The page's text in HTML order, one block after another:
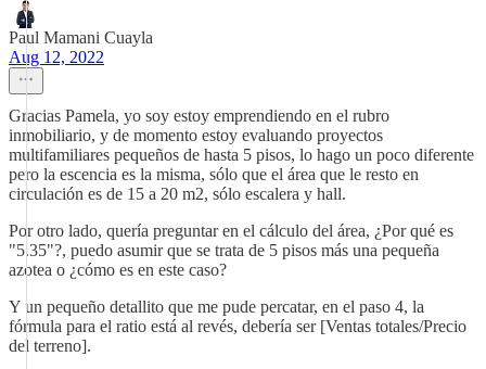
Paul Mamani Cuayla
Aug 12, 2022
Gracias Pamela, yo soy estoy emprendiendo en el rubro
inmobiliario, y de momento estoy evaluando proyectos
multifamiliares pequeños de hasta 5 pisos, lo hago un poco diferente
pero la escencia es la misma, sólo que el área que le resto en
circulación es de 15 a 20 m2, sólo escalera y hall.
Por otro lado, quería preguntar en el cálculo del área, ¿Por qué es
"5.35"?, puedo asumir que se trata de 5 pisos más una pequeña
azotea o ¿cómo es en este caso?
Y un pequeño detallito que me pude percatar, en el paso 4, la
fórmula para el ratio está al revés, debería ser [Ventas totales/Precio
del terreno].